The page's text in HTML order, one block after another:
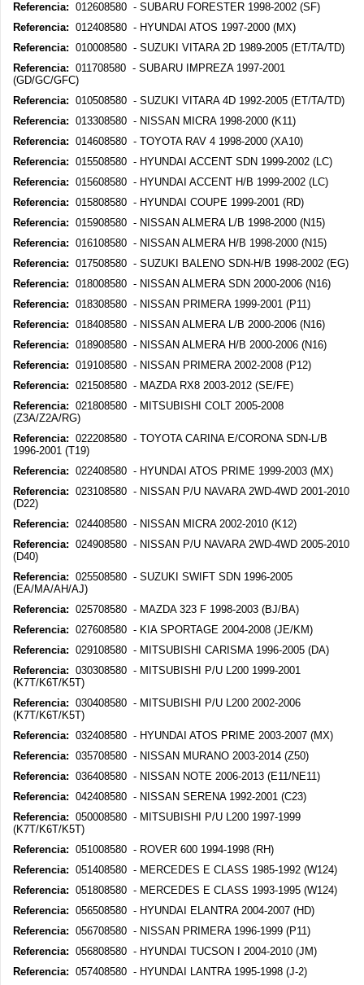
Referencia: 012608580 - SUBARU FORESTER 1998-2002 (SF)
Referencia: 012408580 - HYUNDAI ATOS 1997-2000 (MX)
Referencia: 010008580 - SUZUKI VITARA 2D 1989-2005 (ET/TA/TD)
Referencia: 011708580 - SUBARU IMPREZA 1997-2001
(GD/GC/GFC)
Referencia: 010508580 - SUZUKI VITARA 4D 1992-2005 (ET/TA/TD)
Referencia: 013308580 - NISSAN MICRA 1998-2000 (K11)
Referencia: 014608580 - TOYOTA RAV 4 1998-2000 (XA10)
Referencia: 015508580 - HYUNDAI ACCENT SDN 1999-2002 (LC)
Referencia: 015608580 - HYUNDAI ACCENT H/B 1999-2002 (LC)
Referencia: 015808580 - HYUNDAI COUPE 1999-2001 (RD)
Referencia: 015908580 - NISSAN ALMERA L/B 1998-2000 (N15)
Referencia: 016108580 - NISSAN ALMERA H/B 1998-2000 (N15)
Referencia: 017508580 - SUZUKI BALENO SDN-H/B 1998-2002 (EG)
Referencia: 018008580 - NISSAN ALMERA SDN 2000-2006 (N16)
Referencia: 018308580 - NISSAN PRIMERA 1999-2001 (P11)
Referencia: 018408580 - NISSAN ALMERA L/B 2000-2006 (N16)
Referencia: 018908580 - NISSAN ALMERA H/B 2000-2006 (N16)
Referencia: 019108580 - NISSAN PRIMERA 2002-2008 (P12)
Referencia: 021508580 - MAZDA RX8 2003-2012 (SE/FE)
Referencia: 021808580 - MITSUBISHI COLT 2005-2008
(Z3A/Z2A/RG)
Referencia: 022208580 - TOYOTA CARINA E/CORONA SDN-L/B
1996-2001 (T19)
Referencia: 022408580 - HYUNDAI ATOS PRIME 1999-2003 (MX)
Referencia: 023108580 - NISSAN P/U NAVARA 2WD-4WD 2001-2010
(D22)
Referencia: 024408580 - NISSAN MICRA 2002-2010 (K12)
Referencia: 024908580 - NISSAN P/U NAVARA 2WD-4WD 2005-2010
(D40)
Referencia: 025508580 - SUZUKI SWIFT SDN 1996-2005
(EA/MA/AH/AJ)
Referencia: 025708580 - MAZDA 323 F 1998-2003 (BJ/BA)
Referencia: 027608580 - KIA SPORTAGE 2004-2008 (JE/KM)
Referencia: 029108580 - MITSUBISHI CARISMA 1996-2005 (DA)
Referencia: 030308580 - MITSUBISHI P/U L200 1999-2001
(K7T/K6T/K5T)
Referencia: 030408580 - MITSUBISHI P/U L200 2002-2006
(K7T/K6T/K5T)
Referencia: 032408580 - HYUNDAI ATOS PRIME 2003-2007 (MX)
Referencia: 035708580 - NISSAN MURANO 2003-2014 (Z50)
Referencia: 036408580 - NISSAN NOTE 2006-2013 (E11/NE11)
Referencia: 042408580 - NISSAN SERENA 1992-2001 (C23)
Referencia: 050008580 - MITSUBISHI P/U L200 1997-1999
(K7T/K6T/K5T)
Referencia: 051008580 - ROVER 600 1994-1998 (RH)
Referencia: 051408580 - MERCEDES E CLASS 1985-1992 (W124)
Referencia: 051808580 - MERCEDES E CLASS 1993-1995 (W124)
Referencia: 056508580 - HYUNDAI ELANTRA 2004-2007 (HD)
Referencia: 056708580 - NISSAN PRIMERA 1996-1999 (P11)
Referencia: 056808580 - HYUNDAI TUCSON I 2004-2010 (JM)
Referencia: 057408580 - HYUNDAI LANTRA 1995-1998 (J-2)